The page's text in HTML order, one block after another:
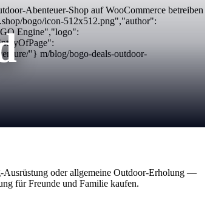
Abenteuer-Shop auf WooCommerce betreiben
bogo/icon-512x512.png","author":
Engine","logo":
"} m/blog/bogo-deals-outdoor-
Ausrüstung oder allgemeine Outdoor-Erholung —
für Freunde und Familie kaufen.